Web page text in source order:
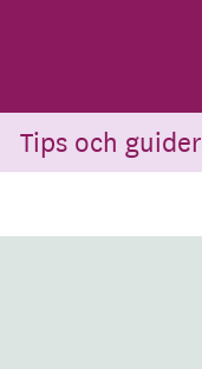
Tips och guider